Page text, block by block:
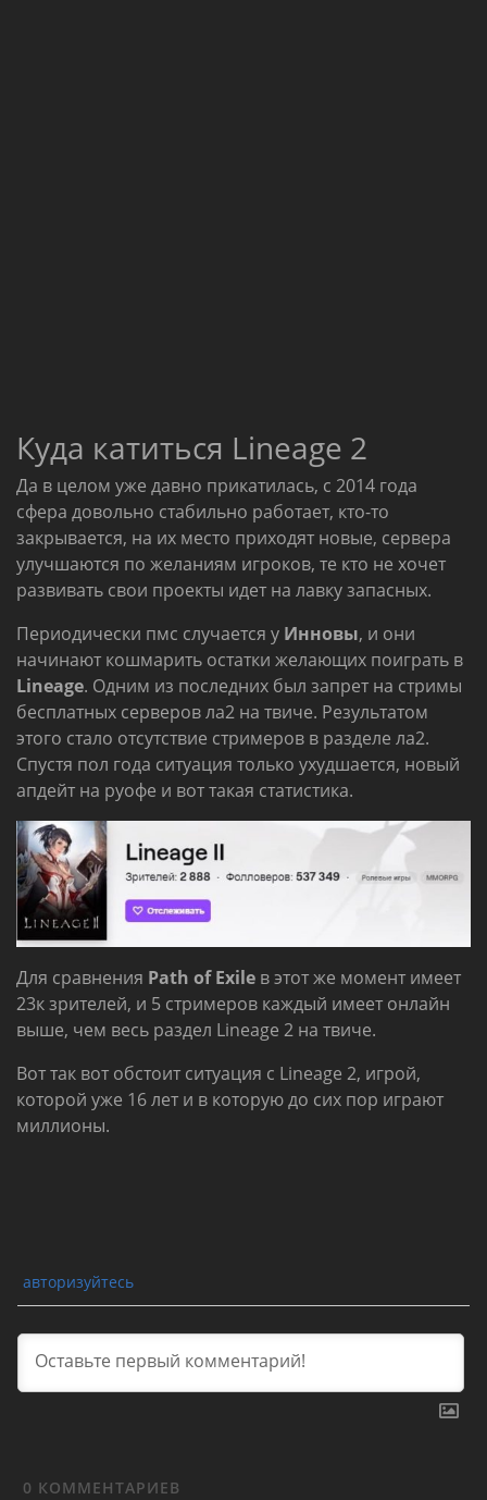
Куда катиться Lineage 2
Да в целом уже давно прикатилась, с 2014 года
сфера довольно стабильно работает, кто-то
закрывается, на их место приходят новые, сервера
улучшаются по желаниям игроков, те кто не хочет
развивать свои проекты идет на лавку запасных.
Периодически пмс случается у Инновы, и они
начинают кошмарить остатки желающих поиграть в
Lineage. Одним из последних был запрет на стримы
бесплатных серверов ла2 на твиче. Результатом
этого стало отсутствие стримеров в разделе ла2.
Спустя пол года ситуация только ухудшается, новый
апдейт на руофе и вот такая статистика.
Для сравнения Path of Exile в этот же момент имеет
23к зрителей, и 5 стримеров каждый имеет онлайн
выше, чем весь раздел Lineage 2 на твиче.
Вот так вот обстоит ситуация с Lineage 2, игрой,
которой уже 16 лет и в которую до сих пор играют
миллионы.
авторизуйтесь
0 КОММЕНТАРИЕВ